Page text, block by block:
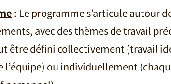
: Le programme s’articule autour
avec des thèmes de travail
être défini collectivement (travail
l’équipe) ou individuellement